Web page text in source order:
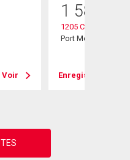
Voir
1 588
1205 Cypress Place
Port Moody, BC
Enregistrer